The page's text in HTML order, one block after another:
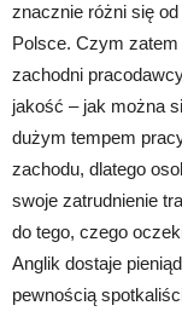
znacznie różni się
Polsce. Czym
zachodni
jakość – jak można
dużym tempem
zachodu, dlatego
swoje zatrudnienie
do tego, czego
Anglik dostaje
pewnością